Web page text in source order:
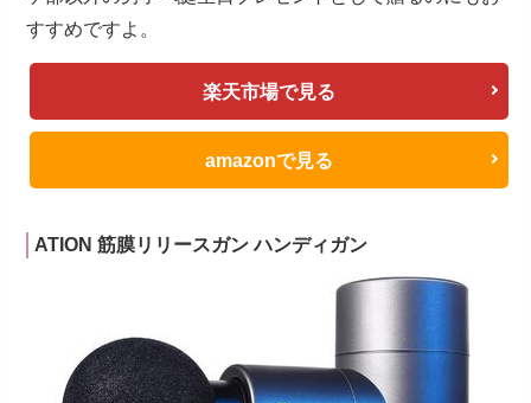
すすめですよ。
楽天市場で見る
amazonで見る
ATION 筋膜リリースガン ハンディガン